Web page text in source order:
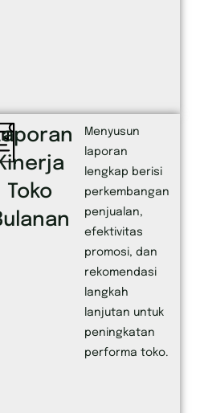
Toko
Menyusun
laporan
lengkap berisi
perkembangan
penjualan,
efektivitas
promosi, dan
rekomendasi
langkah
lanjutan untuk
peningkatan
performa toko.